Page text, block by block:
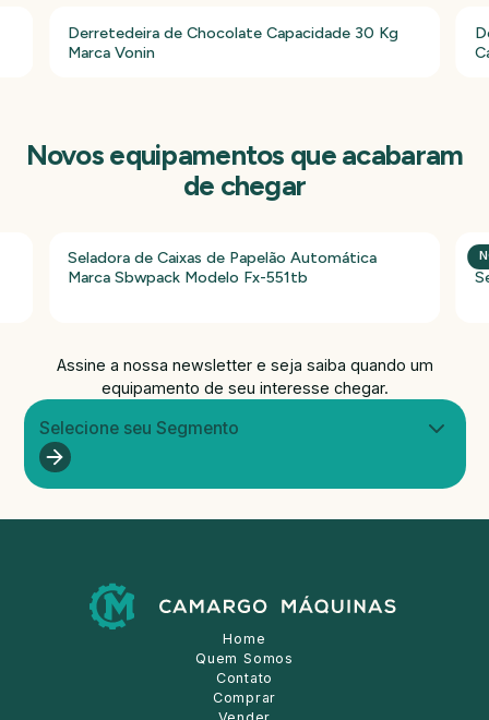
Derretedeira de Chocolate Capacidade 30 Kg
Marca Vonin
Novos equipamentos que acabaram
de chegar
Seladora de Caixas de Papelão Automática
Marca Sbwpack Modelo Fx-551tb
Assine a nossa newsletter e seja saiba quando um
equipamento de seu interesse chegar.
Selecione seu Segmento
Home
Quem Somos
Contato
Comprar